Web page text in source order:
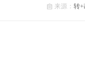
来源： 转+